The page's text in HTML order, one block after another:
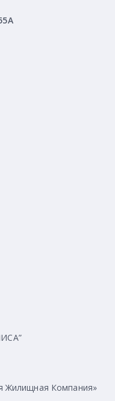
Жилищная Компания»